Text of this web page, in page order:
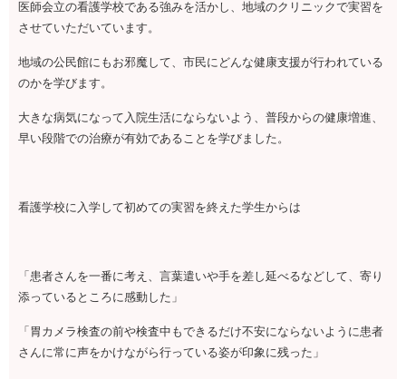
医師会立の看護学校である強みを活かし、地域のクリニックで実習を
させていただいています。
地域の公民館にもお邪魔して、市民にどんな健康支援が行われている
のかを学びます。
大きな病気になって入院生活にならないよう、普段からの健康増進、
早い段階での治療が有効であることを学びました。
看護学校に入学して初めての実習を終えた学生からは
「患者さんを一番に考え、言葉遣いや手を差し延べるなどして、寄り
添っているところに感動した」
「胃カメラ検査の前や検査中もできるだけ不安にならないように患者
さんに常に声をかけながら行っている姿が印象に残った」